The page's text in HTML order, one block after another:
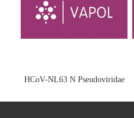
HCoV-NL63 N Pseudoviridae